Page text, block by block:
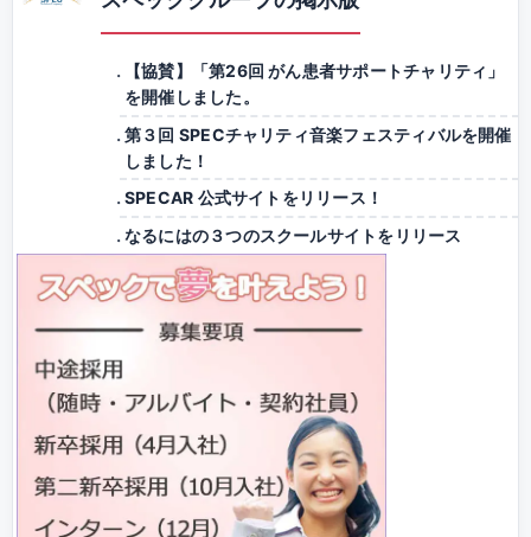
【協賛】「第26回 がん患者サポートチャリティ」
を開催しました。
第３回 SPECチャリティ音楽フェスティバルを開催
しました！
SPECAR 公式サイトをリリース！
なるにはの３つのスクールサイトをリリース